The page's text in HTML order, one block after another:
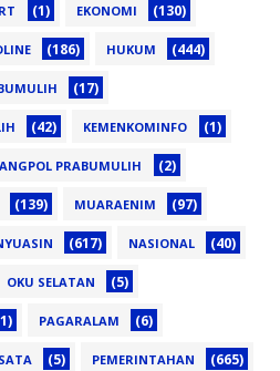
(1) EKONOMI (130)
(186) HUKUM (444)
(17)
(42) KEMENKOMINFO (1)
PRABUMULIH (2)
(139) MUARAENIM (97)
(617) NASIONAL (40)
OKU SELATAN (5)
PAGARALAM (6)
(5) PEMERINTAHAN (665)